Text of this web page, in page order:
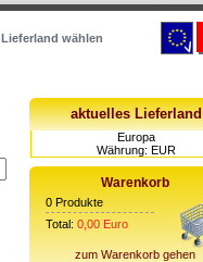
Lieferland wählen
aktuelles Lieferland
Europa
Währung: EUR
Warenkorb
0 Produkte
Total: 0,00 Euro
zum Warenkorb gehen